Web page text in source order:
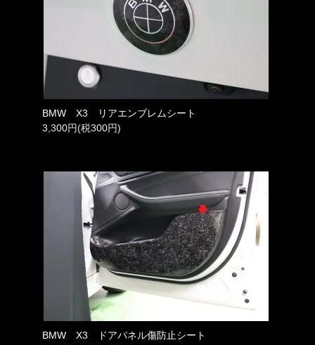
BMW X3 リアエンブレムシート
3,300円(税300円)
BMW X3 ドアパネル傷防止シート